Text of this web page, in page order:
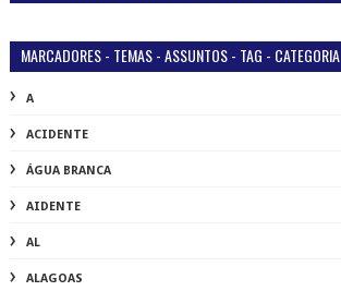
MARCADORES - TEMAS - ASSUNTOS - TAG - CATEGORIA
A
ACIDENTE
ÁGUA BRANCA
AIDENTE
AL
ALAGOAS